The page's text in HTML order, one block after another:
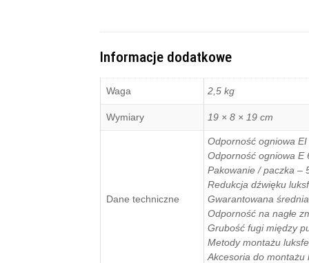
Informacje dodatkowe
Waga 2,5 kg
Wymiary 19 × 8 × 19 cm
Dane techniczne
Odporność ogniowa
Odporność ogniowa E
Pakowanie / paczka –
Redukcja dźwięku
Gwarantowana
Odporność na nagłe
Grubość fugi między
Metody montażu
Akcesoria do montażu